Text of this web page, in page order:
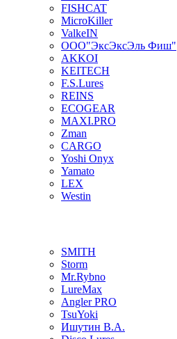
FISHCAT
MicroKiller
ValkeIN
ООО"ЭксЭксЭль Фиш"
AKKOI
KEITECH
F.S.Lures
REINS
ECOGEAR
MAXI.PRO
Zman
CARGO
Yoshi Onyx
Yamato
LEX
Westin
SMITH
Storm
Mr.Rybno
LureMax
Angler PRO
TsuYoki
Ишутин В.А.